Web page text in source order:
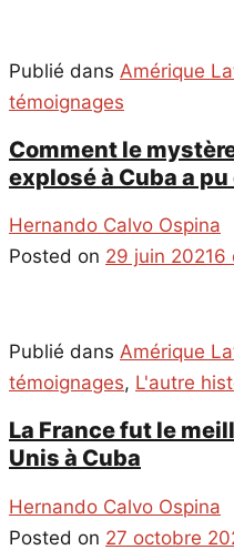
Publié dans Amérique
témoignages
Comment le
explosé à Cuba a
Hernando Calvo Ospina
Posted on 29 juin 20216
Publié dans Amérique
témoignages, L'autre
La France fut le
Unis à Cuba
Hernando Calvo Ospina
Posted on 27 octobre